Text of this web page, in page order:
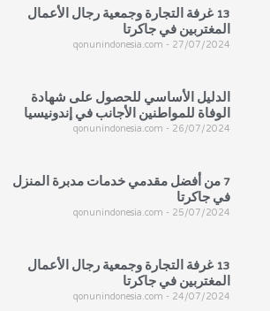
13 غرفة التجارة وجمعية رجال الأعمال
المغتربين في جاكرتا
qonunindonesia.com 27/07/2024
الدليل الأساسي للحصول على شهادة
الوفاة للمواطنين الأجانب في إندونيسيا
qonunindonesia.com 26/07/2024
7 من أفضل مقدمي خدمات مدبرة المنزل
في جاكرتا
qonunindonesia.com 25/07/2024
13 غرفة التجارة وجمعية رجال الأعمال
المغتربين في جاكرتا
qonunindonesia.com 24/07/2024